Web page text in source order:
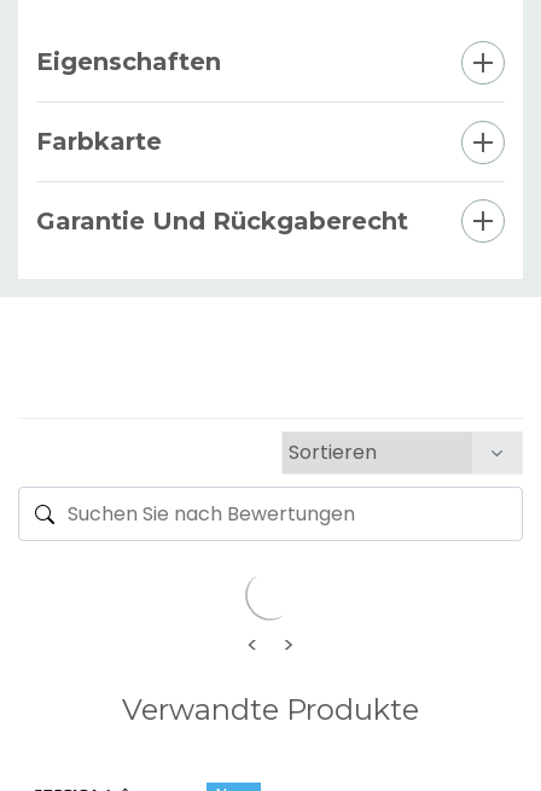
Eigenschaften
Farbkarte
Garantie Und Rückgaberecht
< >
Verwandte Produkte